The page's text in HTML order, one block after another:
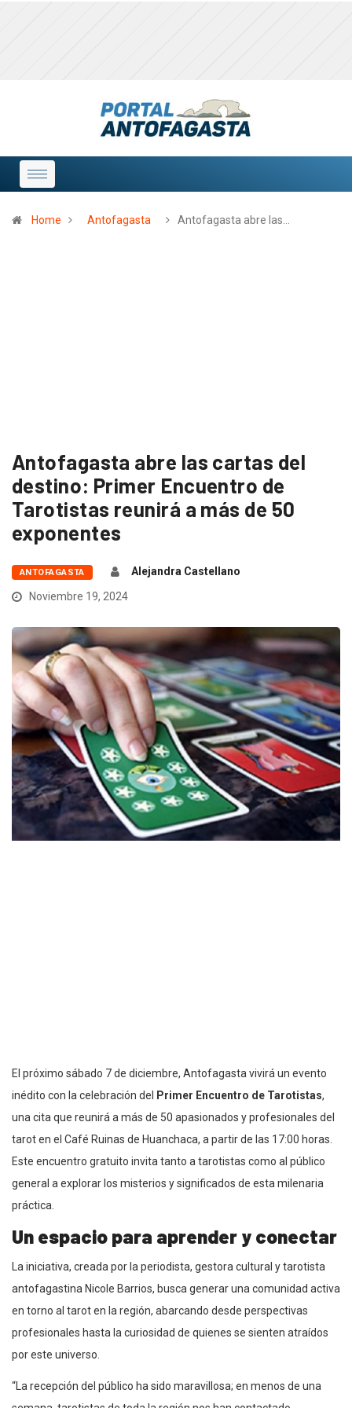
Home Antofagasta Antofagasta abre las…
Antofagasta abre las cartas del
destino: Primer Encuentro de
Tarotistas reunirá a más de 50
exponentes
ANTOFAGASTA
Alejandra Castellano
Noviembre 19, 2024
El próximo sábado 7 de diciembre, Antofagasta vivirá un evento
inédito con la celebración del
Primer Encuentro de Tarotistas,
una cita que reunirá a más de 50 apasionados y profesionales del
tarot en el Café Ruinas de Huanchaca, a partir de las 17:00 horas.
Este encuentro gratuito invita tanto a tarotistas como al público
general a explorar los misterios y significados de esta milenaria
práctica.
Un espacio para aprender y conectar
La iniciativa, creada por la periodista, gestora cultural y tarotista
antofagastina Nicole Barrios, busca generar una comunidad activa
en torno al tarot en la región, abarcando desde perspectivas
profesionales hasta la curiosidad de quienes se sienten atraídos
por este universo.
“La recepción del público ha sido maravillosa; en menos de una